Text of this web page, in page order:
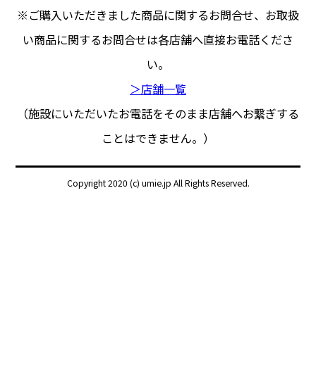
※ご購入いただきました商品に関するお問合せ、 お取扱
い商品に関するお問合せは各店舗へ直接お電話くださ
い。
＞店舗一覧
（施設にいただいたお電話をそのまま店舗へお繋ぎする
ことはできません。）
Copyright 2020 (c) umie.jp All Rights Reserved.